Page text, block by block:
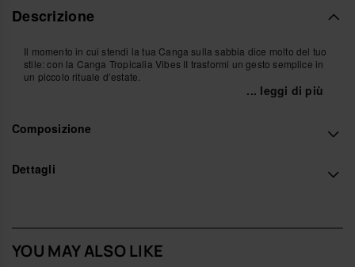
Descrizione
Il momento in cui stendi la tua Canga sulla sabbia dice molto del tuo
stile: con la Canga Tropicalia Vibes II trasformi un gesto semplice in
un piccolo rituale d’estate.
Avvolta intorno al corpo, annodata morbida sui fianchi o appoggiata
accompagnando il passo, il vento, le soste al sole. Ogni drappeggio
ridisegna la tua figura e fa risaltare il colore sulla pelle.
La stampa floreale che disegna al centro un’infradito havaianas
iconica crea un motivo immediatamente riconoscibile: un tessuto
Design e stile
Formato ampio e avvolgente, perfetto per creare parei, abiti
... leggi di più
Composizione
Dettagli
YOU MAY ALSO LIKE